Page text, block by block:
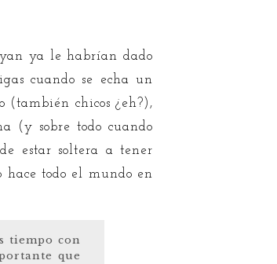
ya le habrían dado
cuando se echa un
(también chicos ¿eh?),
(y sobre todo cuando
estar soltera a tener
hace todo el mundo en
tiempo con
que